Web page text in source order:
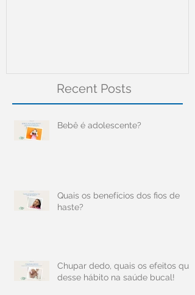
Recent Posts
Bebê é adolescente?
Quais os benefícios dos fios de
haste?
Chupar dedo, quais os efeitos que
desse hábito na saúde bucal!